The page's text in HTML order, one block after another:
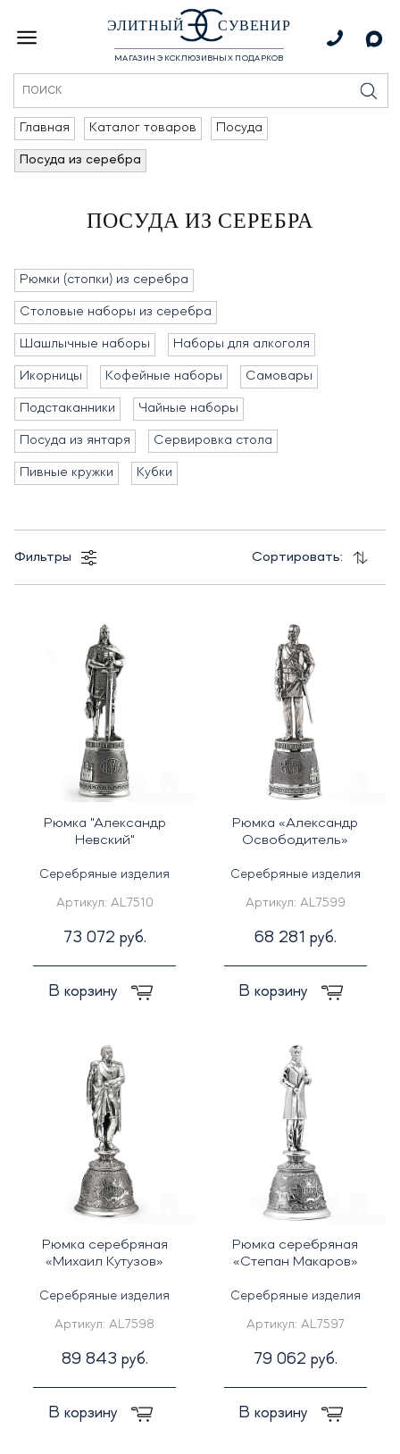
ЭЛИТНЫЙ СУВЕНИР
МАГАЗИН ЭКСКЛЮЗИВНЫХ ПОДАРКОВ
Главная Каталог товаров Посуда
Посуда из серебра
ПОСУДА ИЗ СЕРЕБРА
Рюмки (стопки) из серебра
Столовые наборы из серебра
Шашлычные наборы Наборы для алкоголя
Икорницы Кофейные наборы Самовары
Подстаканники Чайные наборы
Посуда из янтаря Сервировка стола
Пивные кружки Кубки
Фильтры Сортировать:
Рюмка "Александр
Невский"
Серебряные изделия
Артикул: AL7510
73 072 руб.
В корзину
Рюмка «Александр
Освободитель»
Серебряные изделия
Артикул: AL7599
68 281 руб.
В корзину
Рюмка серебряная
«Михаил Кутузов»
Серебряные изделия
Артикул:AL7598
89 843 руб.
В корзину
Рюмка серебряная
«Степан Макаров»
Серебряные изделия
Артикул: AL7597
79 062 руб.
В корзину